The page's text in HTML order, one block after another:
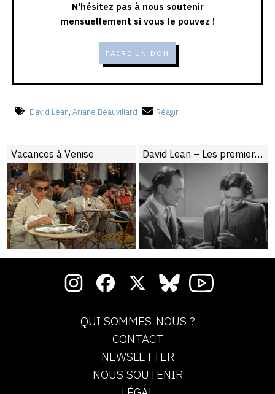
N'hésitez pas à nous soutenir
mensuellement si vous le pouvez !
FAIRE UN DON
David Lean, Ariane Beauvillard Réagir
Vacances à Venise David Lean – Les premiers chefs-d’œuvre
QUI SOMMES-NOUS ?
CONTACT
NEWSLETTER
NOUS SOUTENIR